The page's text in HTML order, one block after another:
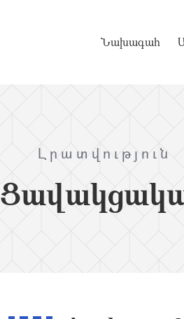
Նախագահ
Լրատվություն